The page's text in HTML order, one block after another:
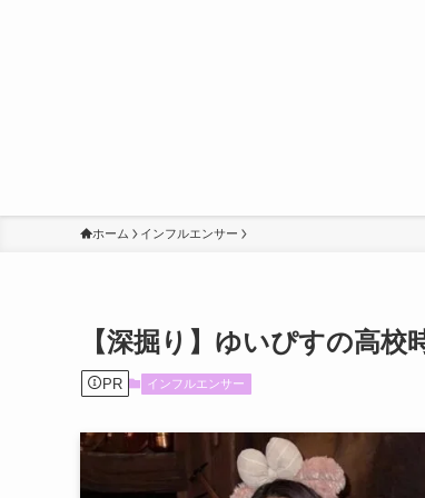
ホーム インフルエンサー
【深掘り】ゆいぴすの高
PR インフルエンサー